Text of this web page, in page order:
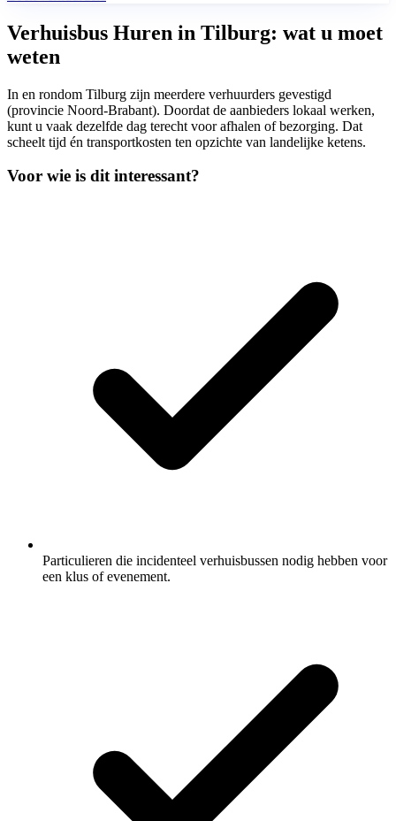
Verhuisbus Huren in Tilburg: wat u moet
weten
In en rondom Tilburg zijn meerdere verhuurders gevestigd
(provincie Noord-Brabant). Doordat de aanbieders lokaal werken,
kunt u vaak dezelfde dag terecht voor afhalen of bezorging. Dat
scheelt tijd én transportkosten ten opzichte van landelijke ketens.
Voor wie is dit interessant?
Particulieren die incidenteel verhuisbussen nodig hebben voor
een klus of evenement.